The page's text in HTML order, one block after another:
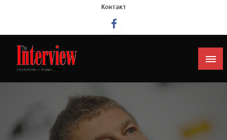
Контакт
Интервју